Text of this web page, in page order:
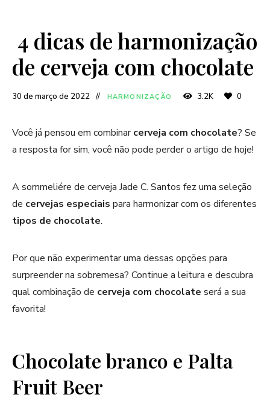
4 dicas de harmonização
de cerveja com chocolate
30 de março de 2022 HARMONIZAÇÃO 3.2K 0
Você já pensou em combinarcerveja com chocolate? Se
a resposta for sim, você não pode perder o artigo de hoje!
A sommeliére de cerveja Jade C. Santos fez uma seleção
de cervejas especiais para harmonizar com os diferentes
tipos de chocolate.
Por que não experimentar uma dessas opções para
surpreender na sobremesa? Continue a leitura e descubra
qual combinação de cerveja com chocolate será a sua
favorita!
Chocolate branco e Palta
Fruit Beer